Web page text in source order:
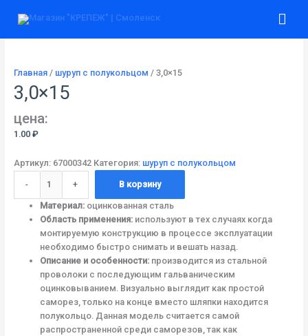
Главная/ шуруп с полукольцом / 3,0×15
3,0×15
цена:
1.00 ₽
Артикул: 67000342 Категория: шуруп с полукольцом
-
товара
+ В корзину
Материал:оцинкованная сталь
Область применения:используют в тех случаях когда
монтируемую конструкцию в процессе эксплуатации
необходимо быстро снимать и вешать назад.
Описание и особенности:производится из стальной
проволоки с последующим гальваническим
оцинковыванием. Визуально выглядит как простой
саморез, только на конце вместо шляпки находится
полукольцо. Данная модель считается самой
распространенной среди саморезов, так как